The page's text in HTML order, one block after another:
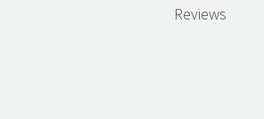
Reviews